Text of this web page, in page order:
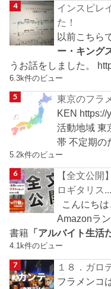
インスピレ
た！
以前こちら
ー・キング
うお話をしました。
6.3k件のビュー
東京のフラ
KEN https://
活動地域 東
帯 不定期の
5.2k件のビュー
【全文公
ロギタリス...
こんにち
Amazonラ
書籍 「アルバイト生活
4.1k件のビュー
１８．ガロ
フラメンコ